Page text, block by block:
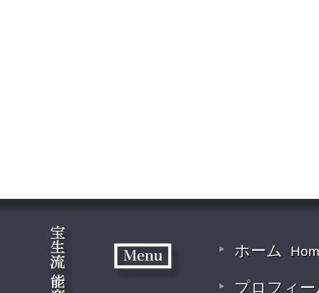
ホーム
プロフィー